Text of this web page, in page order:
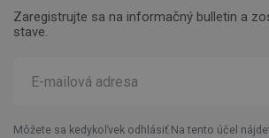
Zaregistrujte sa na informačný bulletin a
stave.
Môžete sa kedykoľvek odhlásiť.Na tento účel